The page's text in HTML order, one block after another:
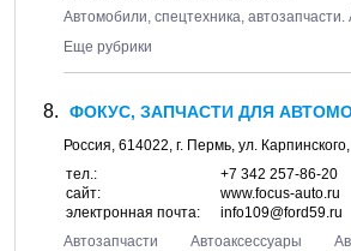
Автомобили, спецтехника, автозапчасти.
Еще рубрики
ФОКУС, ЗАПЧАСТИ ДЛЯ
Россия, 614022, г. Пермь, ул.
тел.:
+7 342 257-86-20
сайт:
www.focus-auto.ru
электронная почта:
info109@ford59.ru
Автозапчасти
Автоаксессуары